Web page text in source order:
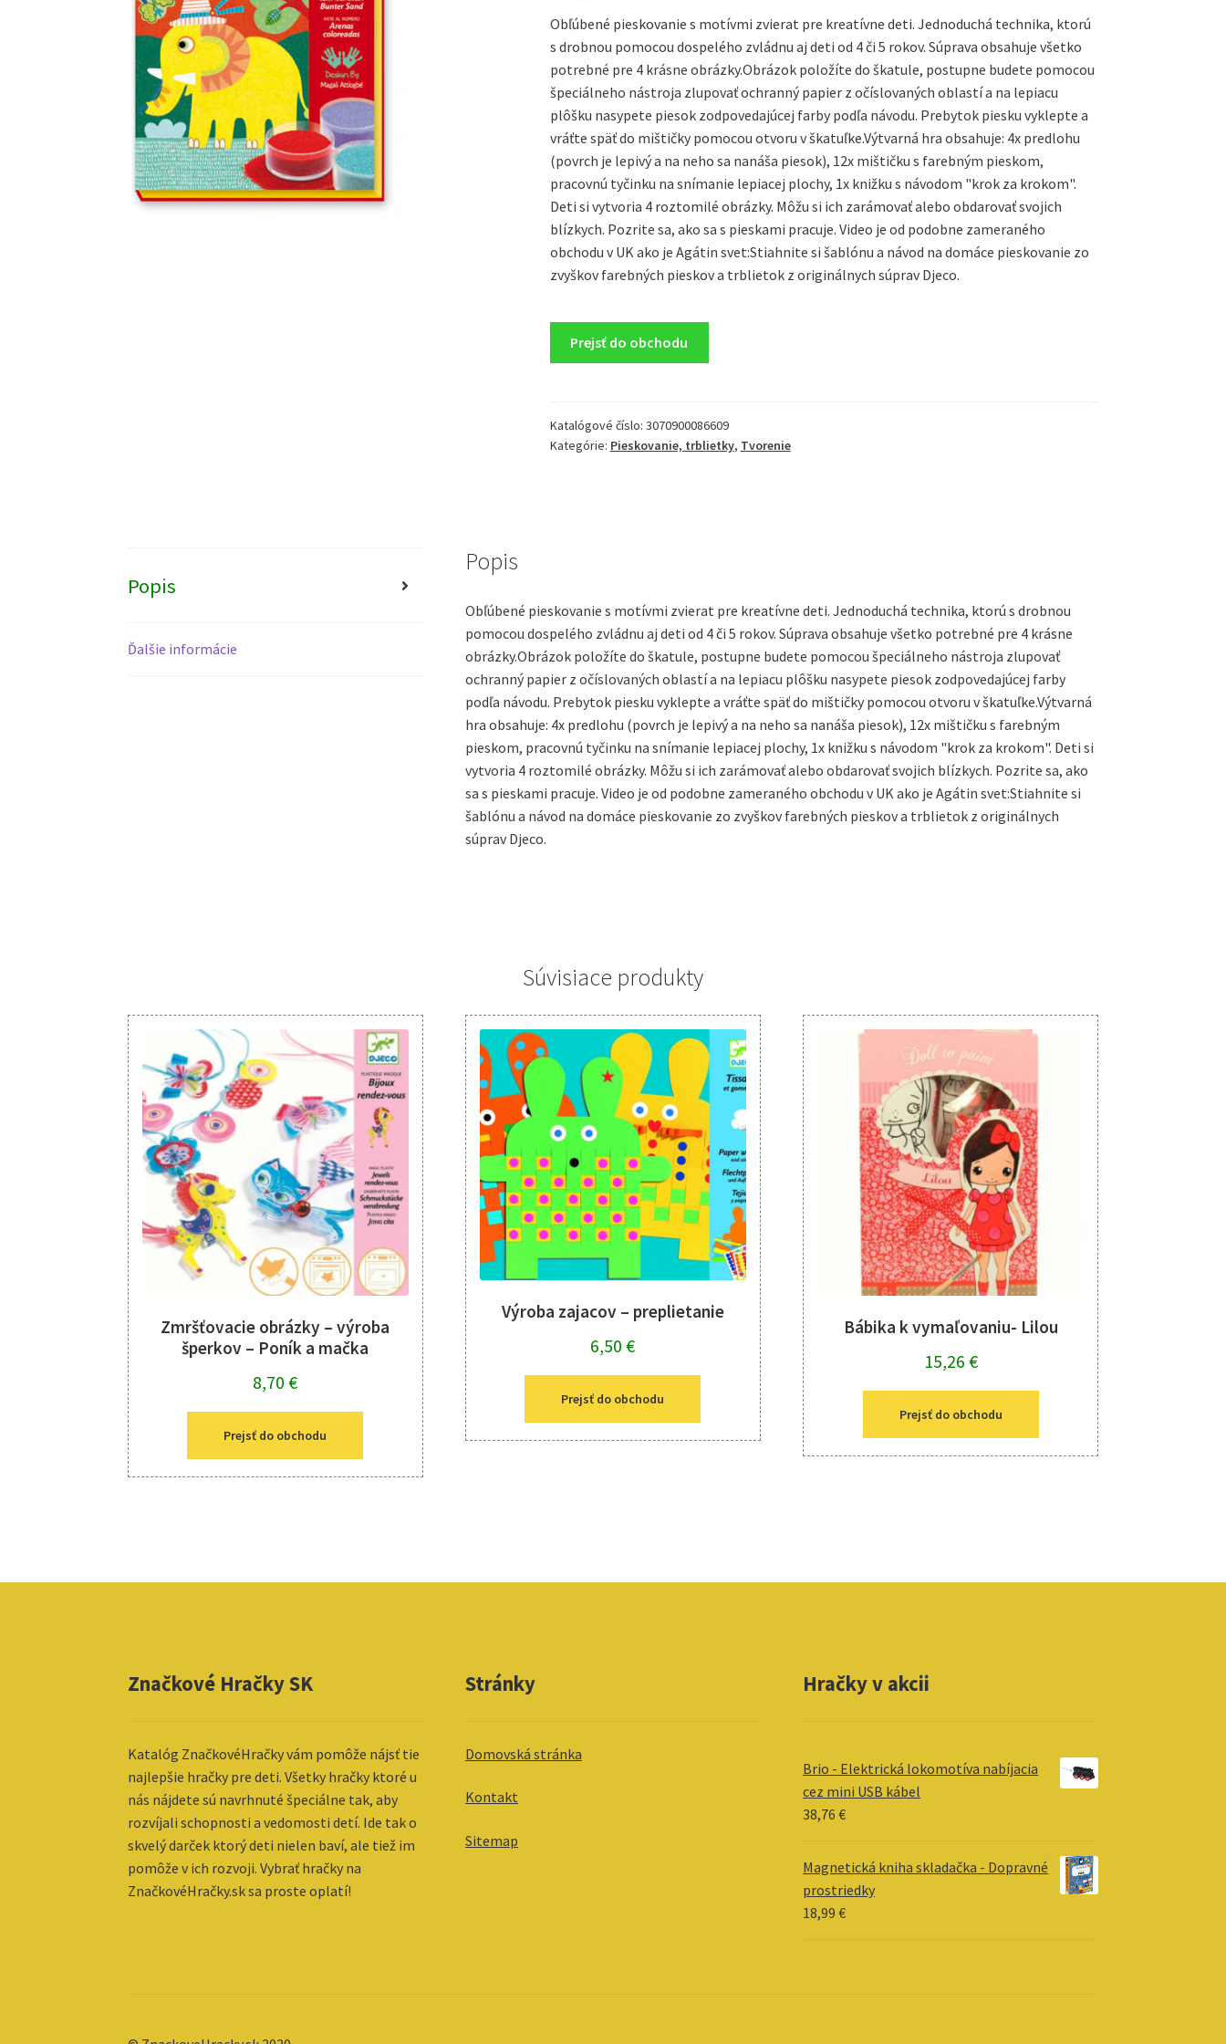
Obľúbené pieskovanie s motívmi zvierat pre kreatívne deti. Jednoduchá technika, ktorú
s drobnou pomocou dospelého zvládnu aj deti od 4 či 5 rokov. Súprava obsahuje všetko
potrebné pre 4 krásne obrázky.Obrázok položíte do škatule, postupne budete pomocou
špeciálneho nástroja zlupovať ochranný papier z očíslovaných oblastí a na lepiacu
plôšku nasypete piesok zodpovedajúcej farby podľa návodu. Prebytok piesku vyklepte a
vráťte späť do mištičky pomocou otvoru v škatuľke.Výtvarná hra obsahuje: 4x predlohu
(povrch je lepivý a na neho sa nanáša piesok), 12x mištičku s farebným pieskom,
pracovnú tyčinku na snímanie lepiacej plochy, 1x knižku s návodom "krok za krokom".
Deti si vytvoria 4 roztomilé obrázky. Môžu si ich zarámovať alebo obdarovať svojich
blízkych. Pozrite sa, ako sa s pieskami pracuje. Video je od podobne zameraného
obchodu v UK ako je Agátin svet:Stiahnite si šablónu a návod na domáce pieskovanie zo
zvyškov farebných pieskov a trblietok z originálnych súprav Djeco.
Prejsť do obchodu
Katalógové číslo: 3070900086609
Kategórie: Pieskovanie, trblietky, Tvorenie
Popis
Ďalšie informácie
Popis
Obľúbené pieskovanie s motívmi zvierat pre kreatívne deti. Jednoduchá technika, ktorú s drobnou
pomocou dospelého zvládnu aj deti od 4 či 5 rokov. Súprava obsahuje všetko potrebné pre 4 krásne
obrázky.Obrázok položíte do škatule, postupne budete pomocou špeciálneho nástroja zlupovať
ochranný papier z očíslovaných oblastí a na lepiacu plôšku nasypete piesok zodpovedajúcej farby
podľa návodu. Prebytok piesku vyklepte a vráťte späť do mištičky pomocou otvoru v škatuľke.Výtvarná
hra obsahuje: 4x predlohu (povrch je lepivý a na neho sa nanáša piesok), 12x mištičku s farebným
pieskom, pracovnú tyčinku na snímanie lepiacej plochy, 1x knižku s návodom "krok za krokom". Deti si
vytvoria 4 roztomilé obrázky. Môžu si ich zarámovať alebo obdarovať svojich blízkych. Pozrite sa, ako
sa s pieskami pracuje. Video je od podobne zameraného obchodu v UK ako je Agátin svet:Stiahnite si
šablónu a návod na domáce pieskovanie zo zvyškov farebných pieskov a trblietok z originálnych
súprav Djeco.
Súvisiace produkty
Zmršťovacie obrázky – výroba
šperkov – Poník a mačka
8,70€
Prejsť do obchodu
Výroba zajacov – preplietanie
6,50€
Prejsť do obchodu
Bábika k vymaľovaniu- Lilou
15,26 €
Prejsť do obchodu
Značkové Hračky SK
Katalóg ZnačkovéHračky vám pomôže nájsť tie
najlepšie hračky pre deti. Všetky hračky ktoré u
nás nájdete sú navrhnuté špeciálne tak, aby
rozvíjali schopnosti a vedomosti detí. Ide tak o
skvelý darček ktorý deti nielen baví, ale tiež im
pomôže v ich rozvoji. Vybrať hračky na
ZnačkovéHračky.sk sa proste oplatí!
Stránky
Domovská stránka
Kontakt
Sitemap
Hračky v akcii
Brio - Elektrická lokomotíva nabíjacia
cez mini USB kábel
38,76€
Magnetická kniha skladačka - Dopravné
prostriedky
18,99€